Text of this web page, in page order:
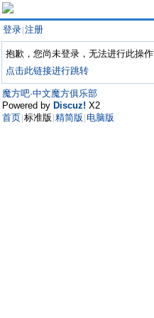
登录 注册
抱歉，您尚未登录，无法进行此操作
点击此链接进行跳转
魔方吧·中文魔方俱乐部
Powered by Discuz! X2
首页 标准版 精简版 电脑版